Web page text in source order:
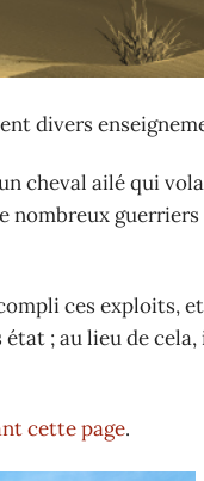
divers
cheval ailé qui
nombreux
ces exploits, et
; au lieu de
cette page.